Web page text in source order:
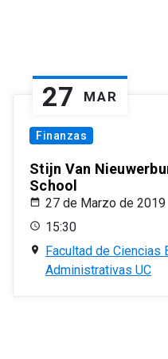
27 MAR
Finanzas
Stijn Van
School
27 de Marzo de 2019
15:30
Facultad de Ciencias
Administrativas UC